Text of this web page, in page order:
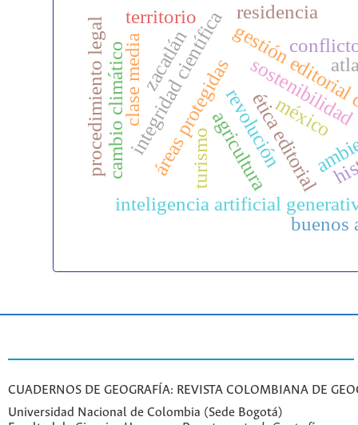
ética editorial
gestión
inteligencia artificial
integridad científicaagricultura
áreas protegidas
cambio climático
territorio
procedimiento legal turismo
buenos
clase media
residencia
sostenibilidad
zacatlán
méxico
revolución
CUADERNOS DE GEOGRAFÍA: REVISTA COLOMBIANA DE
Universidad Nacional de Colombia (Sede Bogotá)